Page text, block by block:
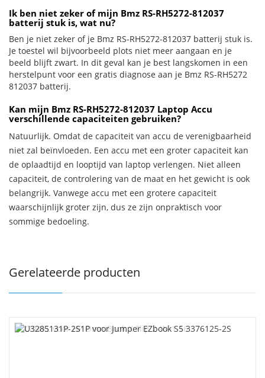
Ik ben niet zeker of mijn Bmz RS-RH5272-812037
batterij stuk is, wat nu?
Ben je niet zeker of je Bmz RS-RH5272-812037 batterij stuk is.
Je toestel wil bijvoorbeeld plots niet meer aangaan en je
beeld blijft zwart. In dit geval kan je best langskomen in een
herstelpunt voor een gratis diagnose aan je Bmz RS-RH5272
812037 batterij.
Kan mijn Bmz RS-RH5272-812037 Laptop Accu
verschillende capaciteiten gebruiken?
Natuurlijk. Omdat de capaciteit van accu de verenigbaarheid
niet zal beïnvloeden. Een accu met een groter capaciteit kan
de oplaadtijd en looptijd van laptop verlengen. Niet alleen
capaciteit, de controlering van de maat en het gewicht is ook
belangrijk. Vanwege accu met een grotere capaciteit
waarschijnlijk groter zijn, dus ze zijn onpraktisch voor
sommige bedoeling.
Gerelateerde producten